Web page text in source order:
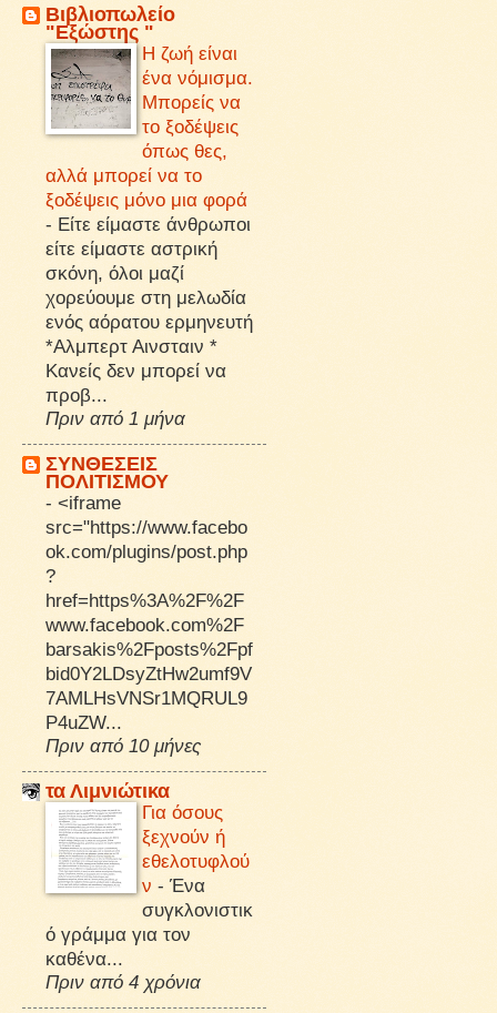
Βιβλιοπωλείο
"Εξώστης "
Η ζωή είναι
ένα νόμισμα.
Μπορείς να
το ξοδέψεις
όπως θες,
αλλά μπορεί να το
ξοδέψεις μόνο μια φορά
- Είτε είμαστε άνθρωποι
είτε είμαστε αστρική
σκόνη, όλοι μαζί
χορεύουμε στη μελωδία
ενός αόρατου ερμηνευτή
*Αλμπερτ Αινσταιν *
Κανείς δεν μπορεί να
προβ...
Πριν από 1 μήνα
ΣΥΝΘΕΣΕΙΣ
ΠΟΛΙΤΙΣΜΟΥ
- <iframe
src="https://www.facebo
ok.com/plugins/post.php
?
href=https%3A%2F%2F
www.facebook.com%2F
barsakis%2Fposts%2Fpf
bid0Y2LDsyZtHw2umf9V
7AMLHsVNSr1MQRUL9
P4uZW...
Πριν από 10 μήνες
τα Λιμνιώτικα
Για όσους
ξεχνούν ή
εθελοτυφλού
ν - Ένα
συγκλονιστικ
ό γράμμα για τον
καθένα...
Πριν από 4 χρόνια